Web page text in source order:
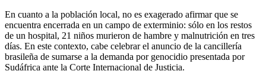
En cuanto a la población local, no es exagerado afirmar que se
encuentra encerrada en un campo de exterminio: sólo en los restos
de un hospital, 21 niños murieron de hambre y malnutrición en tres
días. En este contexto, cabe celebrar el anuncio de la cancillería
brasileña de sumarse a la demanda por genocidio presentada por
Sudáfrica ante la Corte Internacional de Justicia.